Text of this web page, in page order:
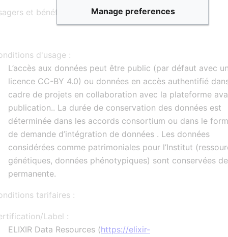
et bénéficiaires :
d'usage :
L’accès aux données peut être public (par défaut avec
licence CC-BY 4.0) ou données en accès authentifié
cadre de projets en collaboration avec la plateforme
publication.. La durée de conservation des données est
déterminée dans les accords consortium ou dans le
de demande d’intégration de données . Les données
considérées comme patrimoniales pour l’Institut
génétiques, données phénotypiques) sont conservées
permanente.
tarifaires :
Label :
ELIXIR Data Resources (https://elixir-
Manage preferences